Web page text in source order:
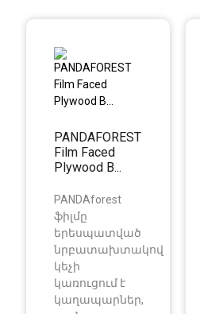
PANDAFOREST
Film Faced
Plywood B...
PANDAforest
ֆիլմը
երեսպատված
նրբատախտակով
կեչի
կառուցում է
կաղապարներ,